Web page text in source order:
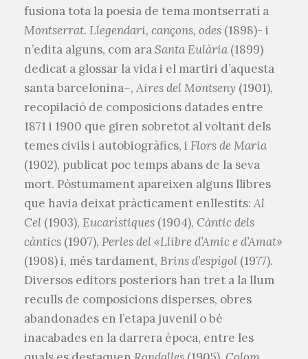
fusiona tota la poesia de tema montserratí a
Montserrat. Llegendari, cançons, odes (1898)- i
n’edita alguns, com araSanta Eulària (1899)
dedicat a glossar la vida i el martiri d’aquesta
santa barcelonina–, Aires del Montseny (1901),
recopilació de composicions datades entre
1871 i 1900 que giren sobretot al voltant dels
temes civils i autobiogràfics, i Flors de Maria
(1902), publicat poc temps abans de la seva
mort. Pòstumament apareixen alguns llibres
que havia deixat pràcticament enllestits: Al
Cel (1903), Eucarístiques (1904), Càntic dels
càntics (1907), Perles del «Llibre d’Amic e d’Amat»
(1908) i, més tardament, Brins d’espígol (1977).
Diversos editors posteriors han tret a la llum
reculls de composicions disperses, obres
abandonades en l’etapa juvenil o bé
inacabades en la darrera època, entre les